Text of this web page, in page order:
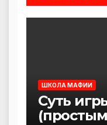
ШКОЛА МАФИИ
Суть